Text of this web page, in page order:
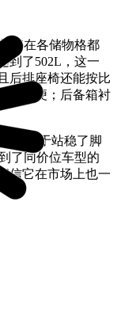
好在各储物格都
到了502L，这一
后排座椅还能按比
定不便；后备箱衬
间终于站稳了脚
了同价位车型的
信它在市场上也一